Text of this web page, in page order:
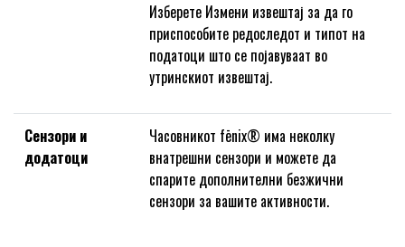
Изберете Измени извештај за да го
приспособите редоследот и типот на
податоци што се појавуваат во
утринскиот извештај.
Сензори и
додатоци
Часовникот fēnix® има неколку
внатрешни сензори и можете да
спарите дополнителни безжични
сензори за вашите активности.